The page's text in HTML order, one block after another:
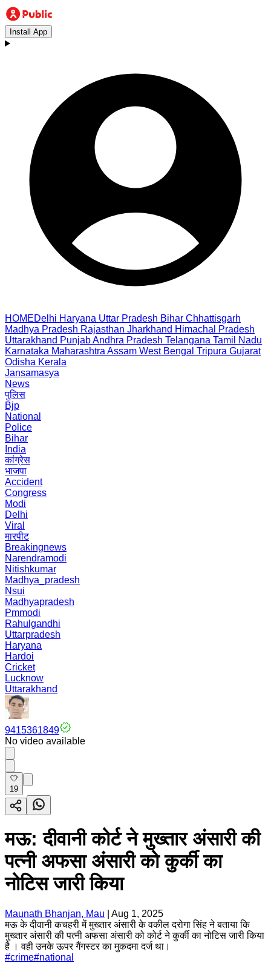
Install App
HOMEDelhi Haryana Uttar Pradesh Bihar Chhattisgarh
Madhya Pradesh Rajasthan Jharkhand Himachal Pradesh
Uttarakhand PunjabAndhra Pradesh Telangana Tamil Nadu
Karnataka Maharashtra Assam West Bengal Tripura Gujarat
Odisha Kerala
Jansamasya
News
पुलिस
Bjp
National
Police
Bihar
India
कांग्रेस
भाजपा
Accident
Congress
Modi
Delhi
Viral
मारपीट
Breakingnews
Narendramodi
Nitishkumar
Madhya_pradesh
Nsui
Madhyapradesh
Pmmodi
Rahulgandhi
Uttarpradesh
Haryana
Hardoi
Cricket
Lucknow
Uttarakhand
9415361849
No video available
19
मऊ: दीवानी कोर्ट ने मुख्तार अंसारी की
पत्नी अफसा अंसारी को कुर्की का
नोटिस जारी किया
Maunath Bhanjan, Mau
Aug 1, 2025
मऊ के दीवानी कचहरी में मुख्तार अंसारी के वकील दरोगा सिंह ने बताया कि
मुख्तार अंसारी की पत्नी अफसा अंसारी को कोर्ट ने कुर्की का नोटिस जारी किया
है । वही उनके ऊपर गैंगस्टर का मुकदमा दर्ज था।
#crime#national